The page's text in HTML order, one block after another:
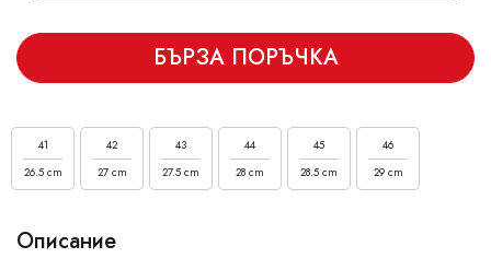
БЪРЗА ПОРЪЧКА
41
26.5 cm
42
27 cm
43
27.5 cm
44
28 cm
45
28.5 cm
46
29 cm
Описание